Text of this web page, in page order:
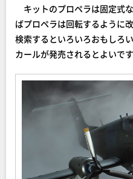
キットのプロペラは固定式
ばプロペラは回転するように
検索するといろいろおもしろ
カールが発売されるとよいです